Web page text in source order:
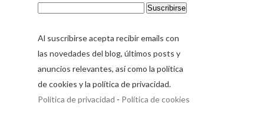
Al suscribirse acepta recibir emails con
las novedades del blog, últimos posts y
anuncios relevantes, así como la política
de cookies y la política de privacidad.
Política de privacidad - Política de cookies